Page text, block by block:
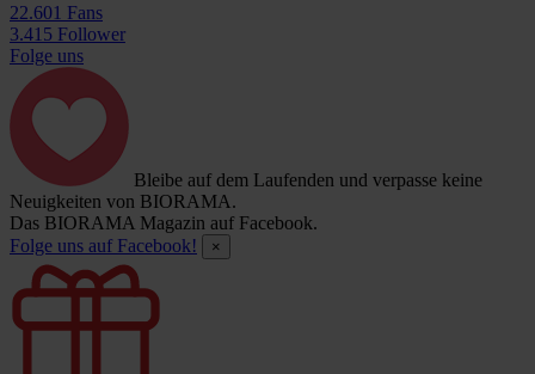
22.601 Fans
3.415 Follower
Folge uns
Bleibe auf dem Laufenden und verpasse keine
Neuigkeiten von BIORAMA.
Das BIORAMA Magazin auf Facebook.
Folge uns auf Facebook!
×